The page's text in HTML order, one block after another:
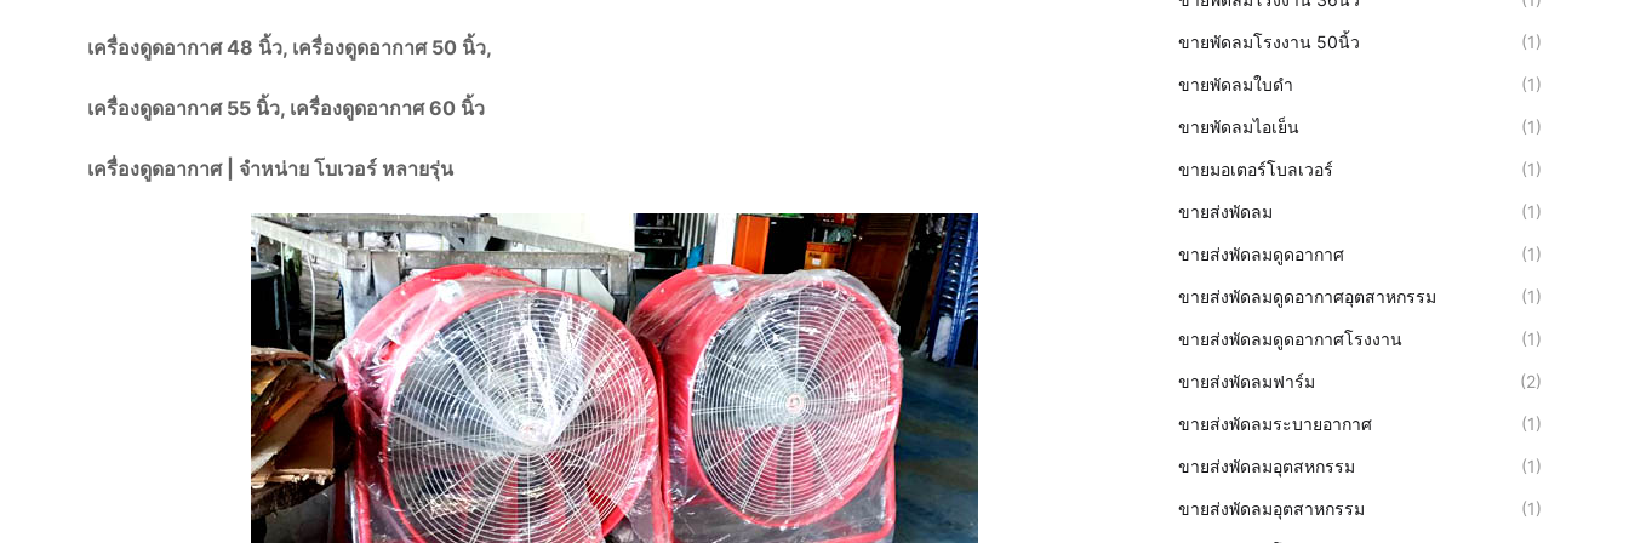
เครื่องดูดอากาศ 48 นิ้ว, เครื่องดูดอากาศ 50 นิ้ว,
เครื่องดูดอากาศ 55 นิ้ว, เครื่องดูดอากาศ 60 นิ้ว
เครื่องดูดอากาศ | จำหน่าย โบเวอร์ หลายรุ่น
ขายพัดลมโรงงาน 50นิ้ว (1)
ขายพัดลมใบดำ (1)
ขายพัดลมไอเย็น (1)
ขายมอเตอร์โบลเวอร์ (1)
ขายส่งพัดลม (1)
ขายส่งพัดลมดูดอากาศ (1)
ขายส่งพัดลมดูดอากาศอุตสาหกรรม (1)
ขายส่งพัดลมดูดอากาศโรงงาน (1)
ขายส่งพัดลมฟาร์ม (2)
ขายส่งพัดลมระบายอากาศ (1)
ขายส่งพัดลมอุตสหกรรม (1)
ขายส่งพัดลมอุตสาหกรรม (1)